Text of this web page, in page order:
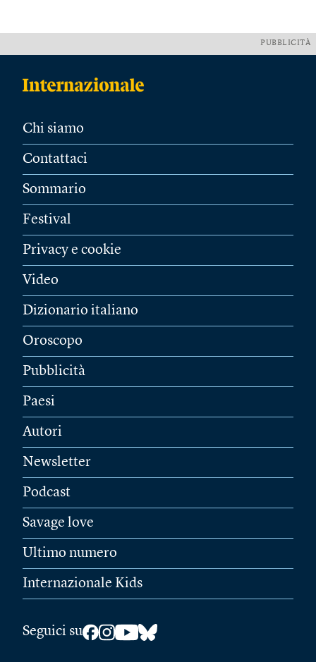
PUBBLICITÀ
Chi siamo
Contattaci
Sommario
Festival
Privacy e cookie
Video
Dizionario italiano
Oroscopo
Pubblicità
Paesi
Autori
Newsletter
Podcast
Savage love
Ultimo numero
Internazionale Kids
Seguici su